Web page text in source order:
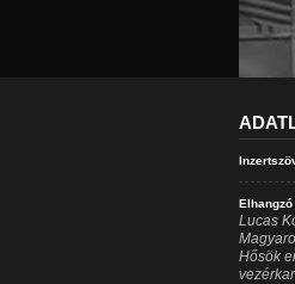
Lucas
Hősök